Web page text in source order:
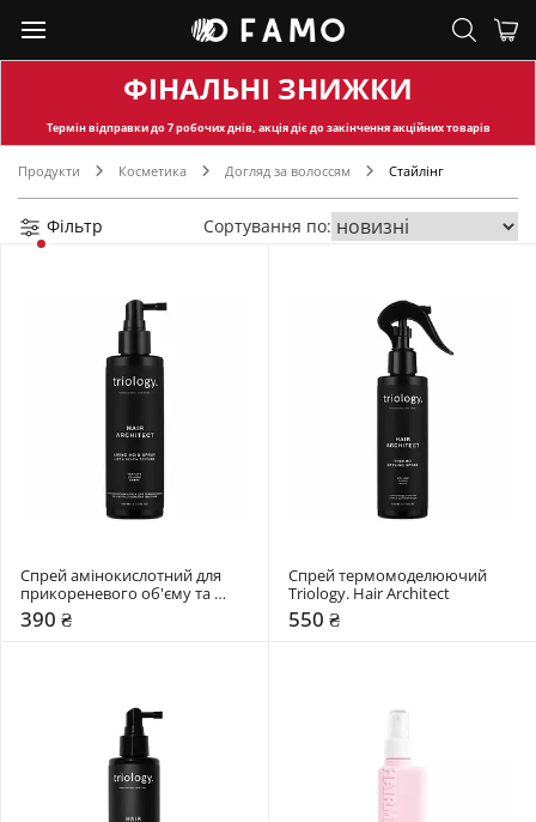
ФІНАЛЬНІ ЗНИЖКИ
Термін відправкидо 7 робочих днів, акція діє до закінчення акційних товарів
Продукти Косметика Догляд за волоссям Стайлінг
Фільтр Сортування по:
Спрей амінокислотний для
прикореневого об'єму та
створення текстури Triology.
Hair Architect
390 ₴
Спрей термомоделюючий
Triology. Hair Architect
550 ₴